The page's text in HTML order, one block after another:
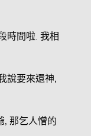
時間啦. 我相
說要來還神,
, 那乞人憎的